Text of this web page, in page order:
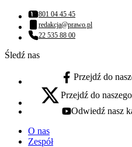
Numer telefonu:
801 04 45 45
Adres email:
redakcja@prawo.pl
Numer telefonu:
22 535 88 00
Śledź nas
facebook - otwiera się w
Przejdź do
x - otwiera się w nowej karcie
Przejdź do
youtube - otwiera się w
Odwiedź nasz
O nas
Zespół